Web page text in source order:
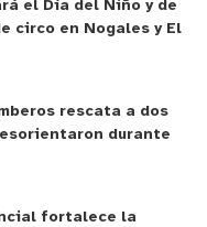
genética que se
por el Instituto de
municipal fue
rendimiento en las
el Día del Niño y de
circo en Nogales y El
rescata a dos
durante
fortalece la